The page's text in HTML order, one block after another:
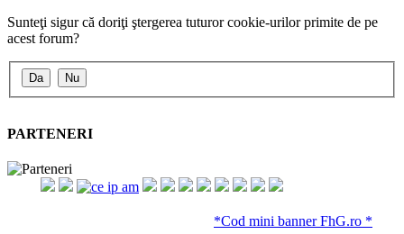
Sunteţi sigur că doriţi ştergerea tuturor cookie-urilor primite de pe
acest forum?
PARTENERI
*Cod mini banner FhG.ro *